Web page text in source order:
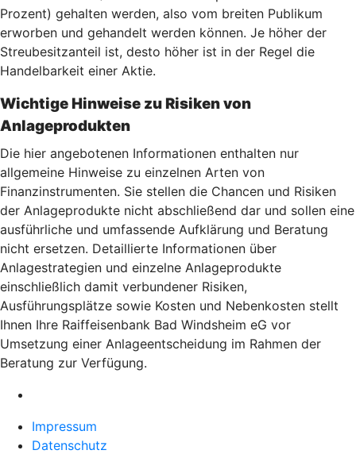
Prozent) gehalten werden, also vom breiten Publikum
erworben und gehandelt werden können. Je höher der
Streubesitzanteil ist, desto höher ist in der Regel die
Handelbarkeit einer Aktie.
Wichtige Hinweise zu Risiken von
Anlageprodukten
Die hier angebotenen Informationen enthalten nur
allgemeine Hinweise zu einzelnen Arten von
Finanzinstrumenten. Sie stellen die Chancen und Risiken
der Anlageprodukte nicht abschließend dar und sollen eine
ausführliche und umfassende Aufklärung und Beratung
nicht ersetzen. Detaillierte Informationen über
Anlagestrategien und einzelne Anlageprodukte
einschließlich damit verbundener Risiken,
Ausführungsplätze sowie Kosten und Nebenkosten stellt
Ihnen Ihre Raiffeisenbank Bad Windsheim eG vor
Umsetzung einer Anlageentscheidung im Rahmen der
Beratung zur Verfügung.
Impressum
Datenschutz